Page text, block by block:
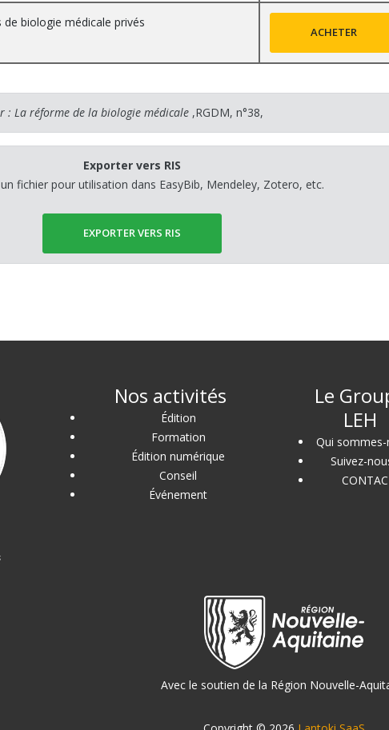
biologie médicale privés
ACHETER
: La réforme de la biologie médicale ,RGDM, n°38,
Exporter vers RIS
fichier pour utilisation dans EasyBib, Mendeley, Zotero, etc.
EXPORTER VERS RIS
Nos activités
Édition
Formation
Édition numérique
Conseil
Événement
Le
LEH
Qui sommes-
Suivez-
Avec le soutien de la Région Nouvelle-